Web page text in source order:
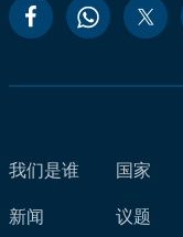
我们是谁
新闻
国家
议题